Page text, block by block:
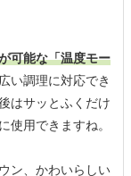
可能な「温度モー
い調理に対応でき
はサッとふくだけ
使用できますね。
ン、かわいらしい